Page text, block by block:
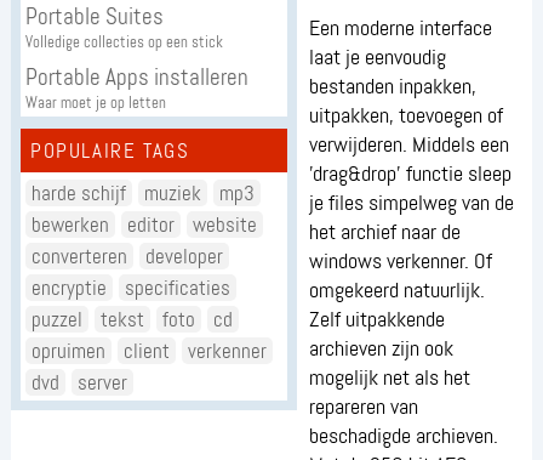
Portable Suites
Volledige collecties op een stick
Portable Apps installeren
Waar moet je op letten
POPULAIRE TAGS
harde schijf
muziek
mp3
bewerken
editor
website
converteren
developer
encryptie
specificaties
puzzel
tekst foto
cd
opruimen
client
verkenner
dvd
server
Een moderne interface
laat je eenvoudig
bestanden inpakken,
uitpakken, toevoegen of
verwijderen. Middels een
'drag&drop' functie sleep
je files simpelweg van de
het archief naar de
windows verkenner. Of
omgekeerd natuurlijk.
Zelf uitpakkende
archieven zijn ook
mogelijk net als het
repareren van
beschadigde archieven.